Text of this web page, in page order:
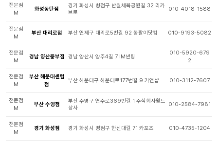
전문점
M
화성동탄점
경기 화성시 병점구 반월체육공원길 32 리카
브로
010-4018-1588
전문점
M
부산 대리로점 부산 연제구 대리로5번길 92 봉팔이닷컴 010-9193-5082
전문점
M
경남 양산중부점 경남 양산시 양주4길 7 IM썬팅
010-5920-679
2
전문점
M
부산 해운대센텀
점
부산 해운대구 해운대로177번길 9 카앤샵 010-3112-7607
전문점
M
부산 수영점
부산 수영구 연수로369번길 1 주식회사월드
상사
010-2584-7981
전문점
M
경기 화성점 경기 화성시 병점구 한신대길 71 카포즈 010-4735-1204